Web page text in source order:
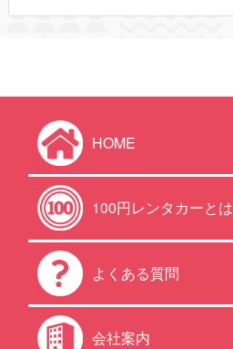
HOME
100円レンタカーとは
よくある質問
会社案内